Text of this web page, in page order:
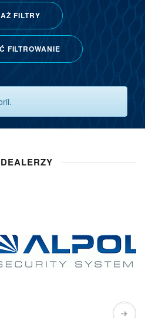
FILTRY
FILTROWANIE